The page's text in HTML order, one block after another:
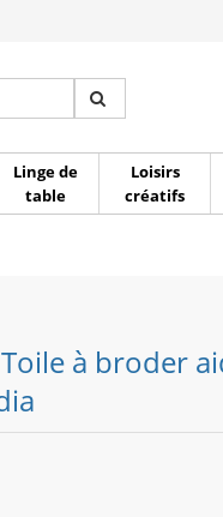
Linge de
table
Loisirs
créatifs
à broder